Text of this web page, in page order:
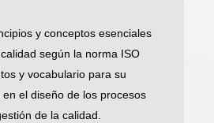
y conceptos esenciales
según la norma ISO
y vocabulario para su
el diseño de los procesos
de la calidad.